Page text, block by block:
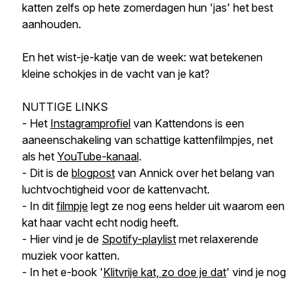
katten zelfs op hete zomerdagen hun 'jas' het best
aanhouden.
En het wist-je-katje van de week: wat betekenen
kleine schokjes in de vacht van je kat?
NUTTIGE LINKS
- Het Instagramprofiel van Kattendons is een
aaneenschakeling van schattige kattenfilmpjes, net
als het YouTube-kanaal.
- Dit is de blogpost van Annick over het belang van
luchtvochtigheid voor de kattenvacht.
- In dit filmpje legt ze nog eens helder uit waarom een
kat haar vacht echt nodig heeft.
- Hier vind je de Spotify-playlist met relaxerende
muziek voor katten.
- In het e-book 'Klitvrije kat, zo doe je dat' vind je nog